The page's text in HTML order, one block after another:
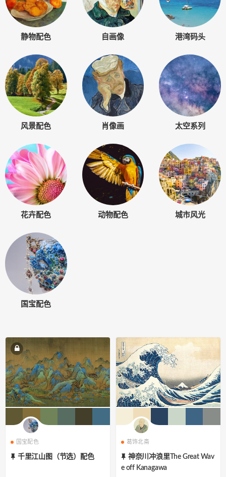
静物配色 自画像 港湾码头
风景配色 肖像画 太空系列
花卉配色 动物配色 城市风光
国宝配色
国宝配色
千里江山图（节选）配色
葛饰北斋
神奈川冲浪里The Great Wav
e off Kanagawa